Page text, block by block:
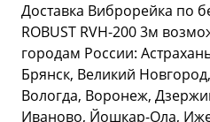
Доставка Виброрейка по
ROBUST RVH-200 3м
городам России:
Брянск, Великий
Вологда, Воронеж,
Иваново, Йошкар-Ола,